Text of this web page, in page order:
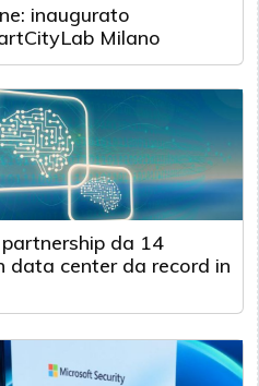
inaugurato
Milano
da 14
data center da record in